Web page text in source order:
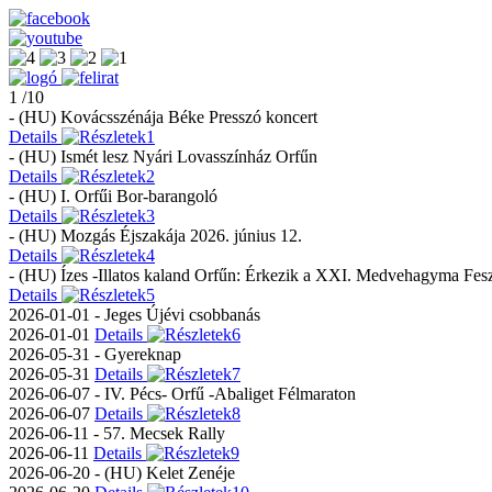
1 /10
- (HU) Kovácsszénája Béke Presszó koncert
Details
- (HU) Ismét lesz Nyári Lovasszínház Orfűn
Details
- (HU) I. Orfűi Bor-barangoló
Details
- (HU) Mozgás Éjszakája 2026. június 12.
Details
- (HU) Ízes -Illatos kaland Orfűn: Érkezik a XXI. Medvehagyma
Details
2026-01-01 - Jeges Újévi csobbanás
2026-01-01 Details
2026-05-31 - Gyereknap
2026-05-31 Details
2026-06-07 - IV. Pécs- Orfű -Abaliget Félmaraton
2026-06-07 Details
2026-06-11 - 57. Mecsek Rally
2026-06-11 Details
2026-06-20 - (HU) Kelet Zenéje